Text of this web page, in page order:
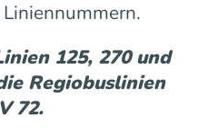
125, 270 und
Regiobuslinien
72.